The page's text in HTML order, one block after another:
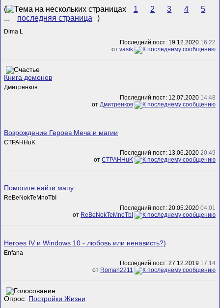
( 1 2 3 4
5
...
последняя страница )
Dima L
Последний пост: 19.12.2020 16:22
от vasik
Книга демонов
Дмитренков
Последний пост: 12.07.2020 14:48
от Дмитренков
Возрождение Героев Меча и магии
CTPAHHuK
Последний пост: 13.06.2020 20:49
от CTPAHHuK
Помогите найти мапу
ReBeNokTeMnoTbI
Последний пост: 20.05.2020 04:01
от ReBeNokTeMnoTbI
Heroes IV и Windows 10 - любовь или ненависть?)
Enfana
Последний пост: 27.12.2019 17:14
от Roman2211
Опрос: Постройки Жизни